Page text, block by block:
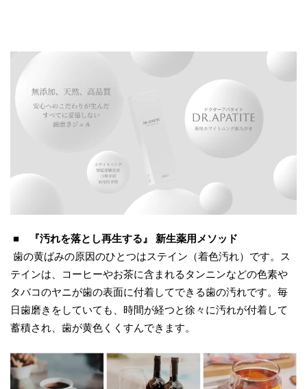
​■ 『汚れを落とし再生する』 新生薬用 メソッド
歯の黄ばみの原因のひとつはステイン（着色汚れ）です。ス
テインは、コーヒーやお茶に含まれるタンニンなどの色素や
タバコのヤニが歯の表面に付着してできる歯の汚れです。毎
日歯磨きをしていても、時間が経つと徐々に汚れが付着して
蓄積され、歯が黄色くくすんできます。